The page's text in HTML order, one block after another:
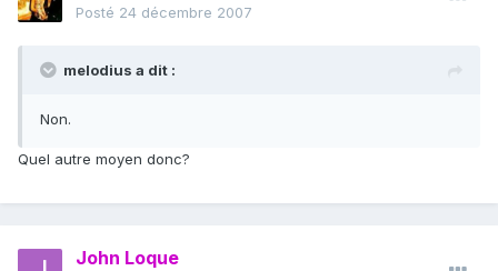
Posté 24 décembre 2007
melodius a dit :
Non.
Quel autre moyen donc?
John Loque